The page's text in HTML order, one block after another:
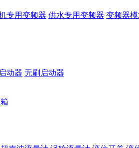
专用变频器 供水专用变频器 变频器
动器 无刷启动器